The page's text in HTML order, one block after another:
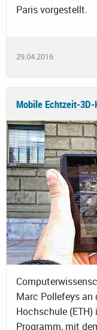
Paris vorgestellt.
29.04.2016
Mobile Echtzeit-
Marc Pollefeys an
Hochschule
Programm, mit